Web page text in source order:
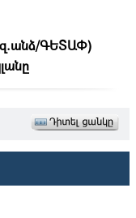
ԳԵՏԱՓ)